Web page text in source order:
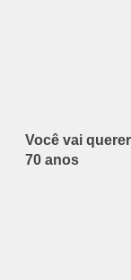
Você vai
70 anos